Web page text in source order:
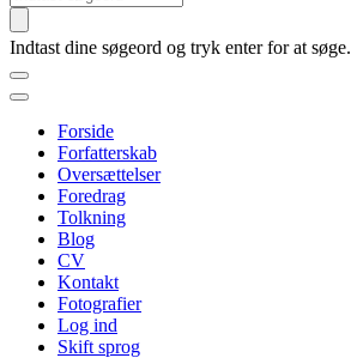
Indtast dine søgeord og tryk enter for at søge.
Forside
Forfatterskab
Oversættelser
Foredrag
Tolkning
Blog
CV
Kontakt
Fotografier
Log ind
Skift sprog